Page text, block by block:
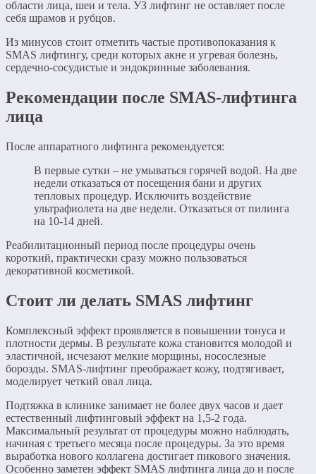
области лица, шеи и тела. УЗ лифтинг не оставляет после
себя шрамов и рубцов.
Из минусов стоит отметить частые противопоказания к
SMAS лифтингу, среди которых акне и угревая болезнь,
сердечно-сосудистые и эндокринные заболевания.
Рекомендации после SMAS-лифтинга
лица
После аппаратного лифтинга рекомендуется:
В первые сутки – не умываться горячей водой. На две
недели отказаться от посещения бани и других
тепловых процедур. Исключить воздействие
ультрафиолета на две недели. Отказаться от пилинга
на 10-14 дней.
Реабилитационный период после процедуры очень
короткий, практически сразу можно пользоваться
декоративной косметикой.
Стоит ли делать SMAS лифтинг
Комплексный эффект проявляется в повышении тонуса и
плотности дермы. В результате кожа становится молодой и
эластичной, исчезают мелкие морщины, носослезные
борозды. SMAS-лифтинг преображает кожу, подтягивает,
моделирует четкий овал лица.
Подтяжка в клинике занимает не более двух часов и дает
естественный лифтинговый эффект на 1,5-2 года.
Максимальный результат от процедуры можно наблюдать,
начиная с третьего месяца после процедуры. За это время
выработка нового коллагена достигает пикового значения.
Особенно заметен эффект SMAS лифтинга лица до и после